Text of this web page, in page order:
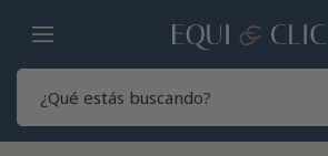
Hogar